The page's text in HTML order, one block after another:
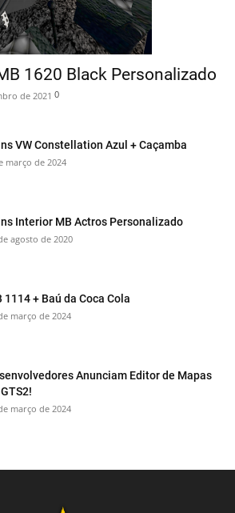
1620 Black Personalizado
de 2021 0
VW Constellation Azul + Caçamba
março de 2024
Interior MB Actros Personalizado
agosto de 2020
1114 + Baú da Coca Cola
março de 2024
Anunciam Editor de Mapas
março de 2024